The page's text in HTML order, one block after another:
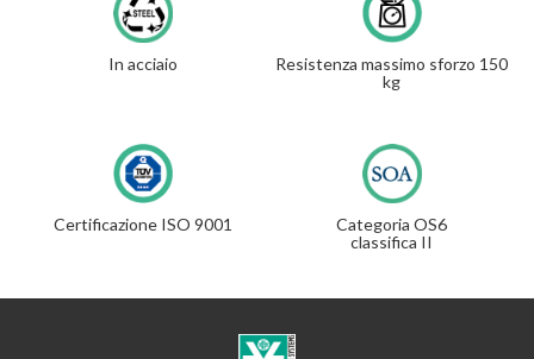
In acciaio
Resistenza massimo sforzo 150
kg
Certificazione ISO 9001
Categoria OS6
classifica II